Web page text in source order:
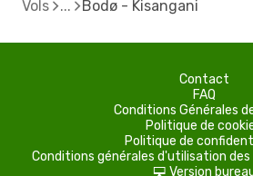
Vols Bodø - Kisangani
Contact
FAQ
Conditions Générales
Politique de
Politique de
Conditions générales d'utilisation
d Version